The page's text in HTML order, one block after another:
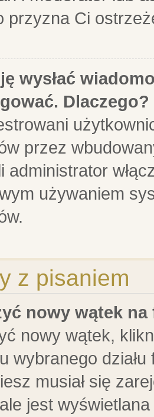
przyzna Ci
wysłać
Dlaczego?
przez
administrator
używaniem
z pisaniem
nowy wątek na
nowy wątek,
wybranego
musiał się
jest